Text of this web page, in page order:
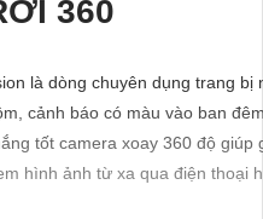
360
là dòng chuyên dụng trang bị
cảnh báo có màu vào ban
tốt camera xoay 360 độ giúp
hình ảnh từ xa qua điện thoại